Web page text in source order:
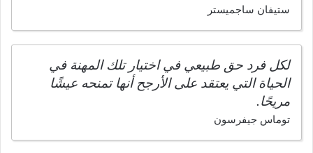
ستيفان ساجميستر
لكل فرد حق طبيعي في اختيار تلك المهنة في
الحياة التي يعتقد على الأرجح أنها تمنحه عيشًا
مريحًا.
توماس جيفرسون